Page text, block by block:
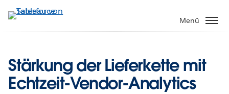
Direkt
zum
Menü
Stärkung der Lieferkette mit
Echtzeit-Vendor-Analytics